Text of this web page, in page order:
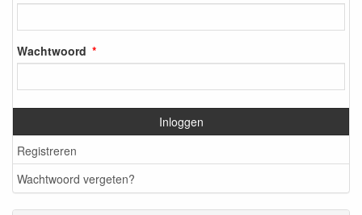
Wachtwoord
Inloggen
Registreren
Wachtwoord vergeten?